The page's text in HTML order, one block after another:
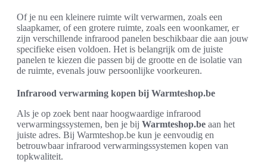
Of je nu een kleinere ruimte wilt verwarmen, zoals een
slaapkamer, of een grotere ruimte, zoals een woonkamer, er
zijn verschillende infrarood panelen beschikbaar die aan jouw
specifieke eisen voldoen. Het is belangrijk om de juiste
panelen te kiezen die passen bij de grootte en de isolatie van
de ruimte, evenals jouw persoonlijke voorkeuren.
Infrarood verwarming kopen bij Warmteshop.be
Als je op zoek bent naar hoogwaardige infrarood
verwarmingssystemen, ben je bij Warmteshop.be aan het
juiste adres. Bij Warmteshop.be kun je eenvoudig en
betrouwbaar infrarood verwarmingssystemen kopen van
topkwaliteit.